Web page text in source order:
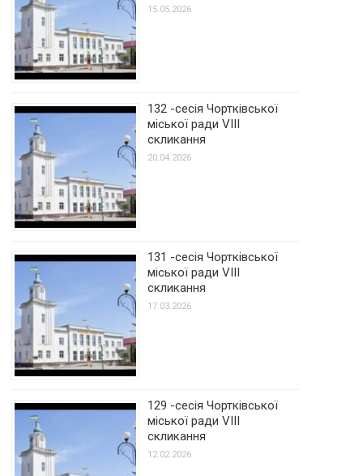
15.05.2026
132 -сесія Чортківської
міської ради VIII
скликання
20.04.2026
131 -сесія Чортківської
міської ради VIII
скликання
17.03.2026
129 -сесія Чортківської
міської ради VIII
скликання
12.02.2026